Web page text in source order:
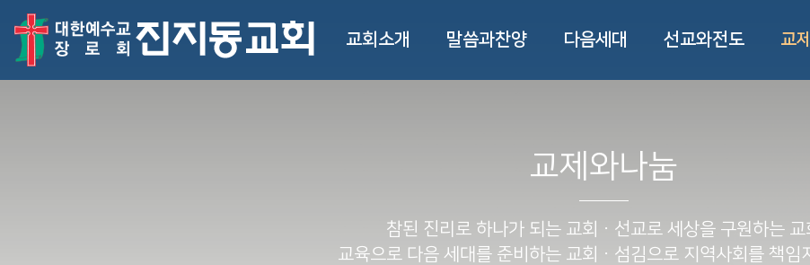
교회소개 말씀과찬양 다음세대 선교와전도 교
교제와나눔
참된 진리로 하나가 되는 교회ㆍ 선교로 세상을 구원하는 교
교육으로 다음 세대를 준비하는 교회ㆍ 섬김으로 지역사회를 책임